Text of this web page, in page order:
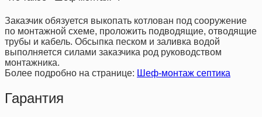
Заказчик обязуется выкопать котлован под сооружение
по монтажной схеме, проложить подводящие, отводящие
трубы и кабель. Обсыпка песком и заливка водой
выполняется силами заказчика род руководством
монтажника.
Более подробно на странице: Шеф-монтаж септика
Гарантия